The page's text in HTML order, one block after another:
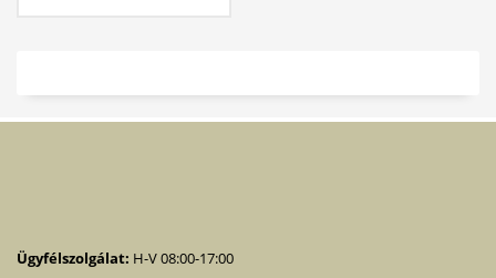
Ügyfélszolgálat: H-V 08:00-17:00